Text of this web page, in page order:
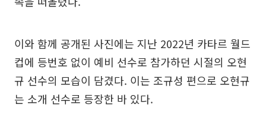
이와 함께 공개된 사진에는 지난 2022년 카타르 월드
컵에 등번호 없이 예비 선수로 참가하던 시절의 오현
규 선수의 모습이 담겼다. 이는 조규성 편으로 오현규
는 소개 선수로 등장한 바 있다.